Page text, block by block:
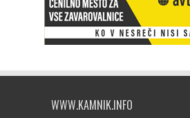
WWW.KAMNIK.INFO